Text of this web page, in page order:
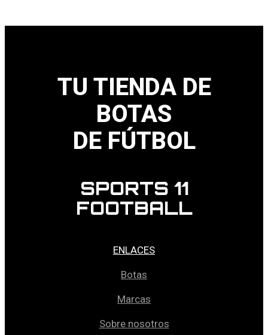
TU TIENDA DE
BOTAS
DE FÚTBOL
SPORTS 11
FOOTBALL
ENLACES
Botas
Marcas
Sobre nosotros